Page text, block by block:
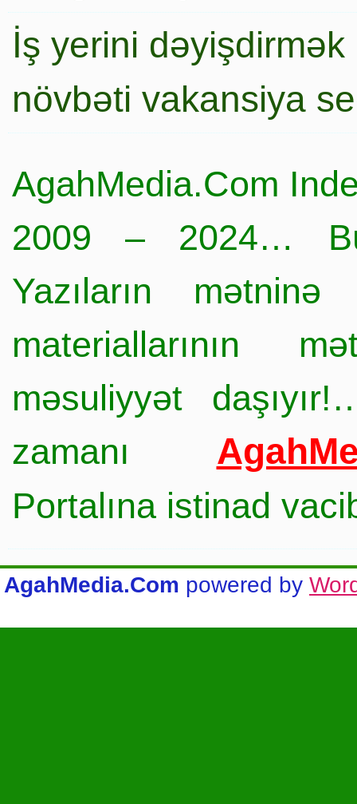
İş yerini
növbəti vakansiya
AgahMedia.Com
2009 – 2024…
Yazıların
materiallarının
məsuliyyət
zamanı
Portalına istinad
AgahMedia.Com powered by